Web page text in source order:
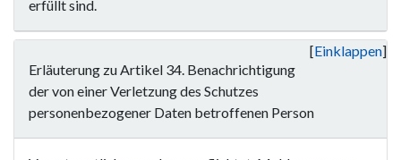
erfüllt sind.
Einklappen
Erläuterung zu Artikel 34. Benachrichtigung
der von einer Verletzung des Schutzes
personenbezogener Daten betroffenen Person